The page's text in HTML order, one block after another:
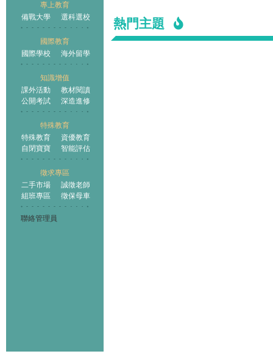
專上教育
備戰大學
選科選校
國際教育
國際學校
海外留學
知識增值
課外活動
教材閱讀
公開考試
深造進修
特殊教育
特殊教育
資優教育
自閉寶寶
智能評估
徵求專區
二手市場
誠徵老師
組班專區
徵保母車
聯絡管理員
熱門主題